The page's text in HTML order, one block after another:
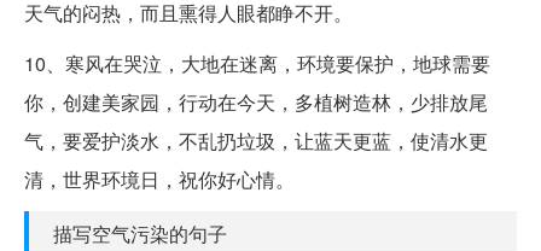
天气的闷热，而且熏得人眼都睁不开。
10、寒风在哭泣，大地在迷离，环境要保护，地球需要
你，创建美家园，行动在今天，多植树造林，少排放尾
气，要爱护淡水，不乱扔垃圾，让蓝天更蓝，使清水更
清，世界环境日，祝你好心情。
描写空气污染的句子